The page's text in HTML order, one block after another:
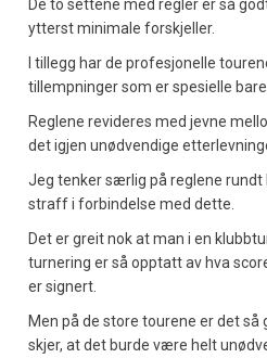
De to settene med regler er så
ytterst minimale forskjeller.
I tillegg har de profesjonelle
tillempninger som er spesielle
Reglene revideres med jevne
det igjen unødvendige
Jeg tenker særlig på reglene rundt
straff i forbindelse med dette.
Det er greit nok at man i en
turnering er så opptatt av hva
er signert.
Men på de store tourene er det
skjer, at det burde være helt